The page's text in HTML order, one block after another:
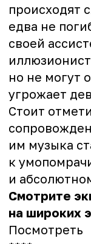
происходят
едва не
своей
но не могут
угрожает
Стоит
им музыка
к
и
Смотрите
на широких
Посмотреть